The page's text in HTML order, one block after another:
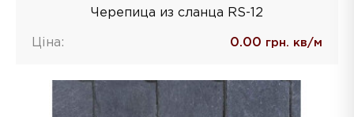
Черепица из сланца RS-12
Ціна: 0.00 грн. кв/м